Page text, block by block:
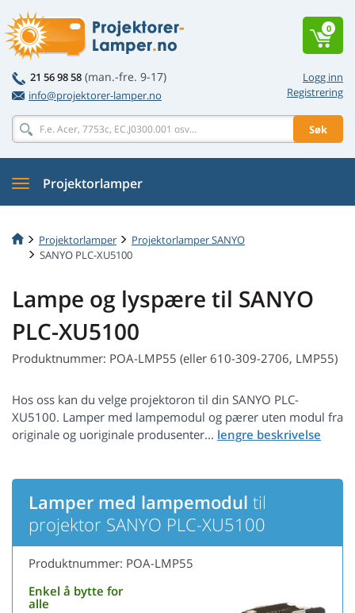
Logg inn
Registrering
21 56 98 58 (man.-fre. 9-17)
info@projektorer-lamper.no
Søk
0
Projektorlamper
Projektorlamper
Projektorlamper SANYO
SANYO PLC-XU5100
Lampe og lyspære til SANYO
PLC-XU5100
Produktnummer: POA-LMP55 (eller 610-309-2706, LMP55)
Hos oss kan du velge projektoron til din SANYO PLC-
XU5100. Lamper med lampemodul og pærer uten modul fra
originale og uoriginale produsenter...
Lamper med lampemodul til
projektor SANYO PLC-XU5100
Produktnummer: POA-LMP55
Enkel å bytte for
alle